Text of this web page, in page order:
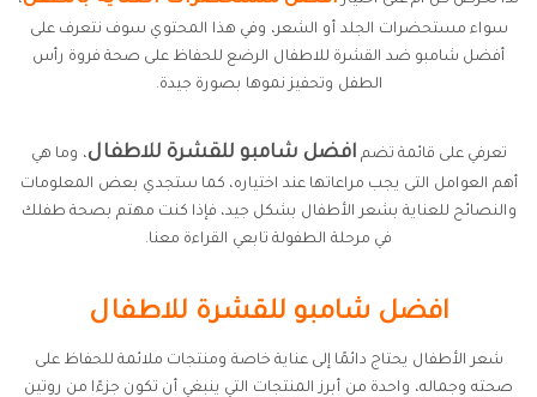
سواء مستحضرات الجلد أو الشعر، وفي هذا المحتوي سوف نتعرف على
أفضل شامبو ضد القشرة للاطفال الرضع للحفاظ على صحة فروة رأس
الطفل وتحفيز نموها بصورة جيدة.
تعرفي على قائمة تضم افضل شامبو للقشرة للاطفال، وما هي
أهم العوامل التى يجب مراعاتها عند اختياره، كما ستجدي بعض المعلومات
والنصائح للعناية بشعر الأطفال بشكل جيد، فإذا كنت مهتم بصحة طفلك
في مرحلة الطفولة تابعي القراءة معنا.
افضل شامبو للقشرة للاطفال
شعر الأطفال يحتاج دائمًا إلى عناية خاصة ومنتجات ملائمة للحفاظ على
صحته وجماله، واحدة من أبرز المنتجات التي ينبغي أن تكون جزءًا من روتين